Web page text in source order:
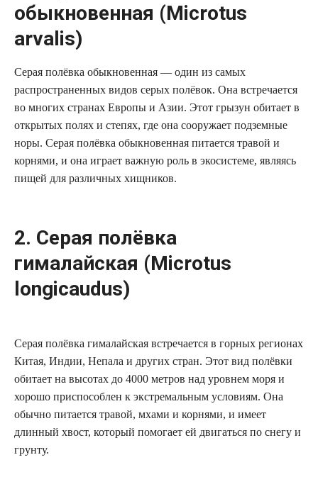
обыкновенная (Microtus
arvalis)
Серая полёвка обыкновенная — один из самых
распространенных видов серых полёвок. Она встречается
во многих странах Европы и Азии. Этот грызун обитает в
открытых полях и степях, где она сооружает подземные
норы. Серая полёвка обыкновенная питается травой и
корнями, и она играет важную роль в экосистеме, являясь
пищей для различных хищников.
2. Серая полёвка
гималайская (Microtus
longicaudus)
Серая полёвка гималайская встречается в горных регионах
Китая, Индии, Непала и других стран. Этот вид полёвки
обитает на высотах до 4000 метров над уровнем моря и
хорошо приспособлен к экстремальным условиям. Она
обычно питается травой, мхами и корнями, и имеет
длинный хвост, который помогает ей двигаться по снегу и
грунту.